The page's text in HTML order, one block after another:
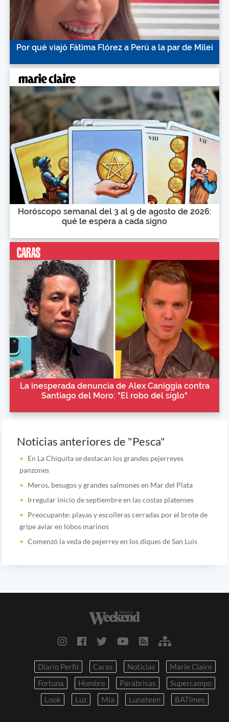
Por qué viajó Fátima Flórez a Perú a la par de Milei
Horóscopo semanal del 3 al 9 de agosto de 2026:
qué le espera a cada signo
La inesperada denuncia de Alex Caniggia contra
Santiago del Moro: "El robo del siglo"
Noticias anteriores de "Pesca"
En La Chiquita se destacan los grandes pejerreyes
panzones
Meros, besugos y grandes salmones en Mar del Plata
Irregular inicio de septiembre en las costas platenses
Preocupante: playas y escolleras cerradas por el brote de
gripe aviar en lobos marinos
Comenzó la veda de pejerrey en los diques de San Luis
Diario Perfil Caras Noticias
Marie Claire
Fortuna
Hombre Parabrisas
Supercampo
Look
Luz Mia Lunateen BATimes